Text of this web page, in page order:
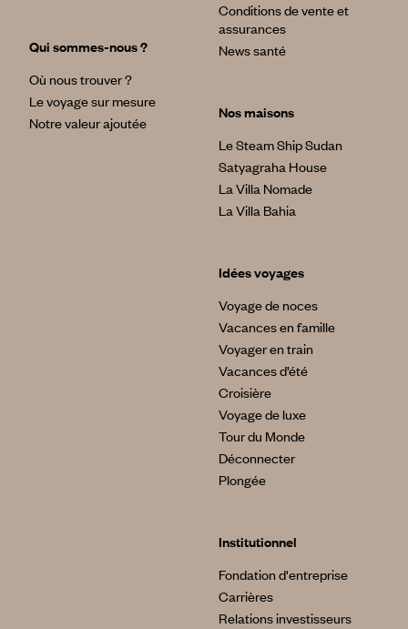
Qui sommes-nous ?
Où nous trouver ?
Le voyage sur mesure
Notre valeur ajoutée
Conditions de vente et
assurances
News santé
Nos maisons
Le Steam Ship Sudan
Satyagraha House
La Villa Nomade
La Villa Bahia
Idées voyages
Voyage de noces
Vacances en famille
Voyager en train
Vacances d’été
Croisière
Voyage de luxe
Tour du Monde
Déconnecter
Plongée
Institutionnel
Fondation d'entreprise
Carrières
Relations investisseurs